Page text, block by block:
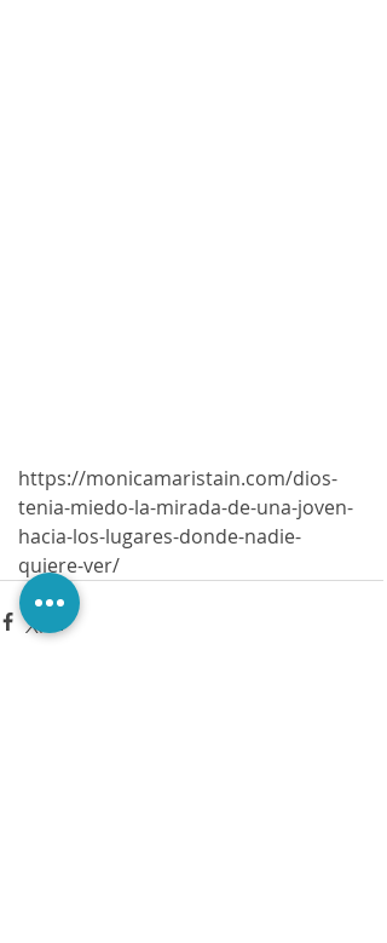
https://monicamaristain.com/dios-
tenia-miedo-la-mirada-de-una-joven-
hacia-los-lugares-donde-nadie-
quiere-ver/